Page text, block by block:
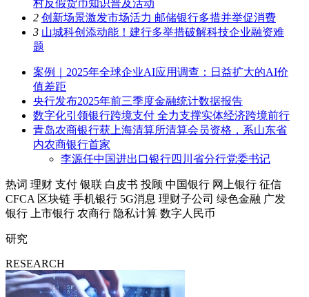
村反假货币知识普及活动
2 创新场景激发市场活力 邮储银行多措并举促消费
3 山城科创添动能！建行多举措破解科技企业融资难
题
案例｜2025年全球企业AI应用调查：日益扩大的AI价
值差距
央行发布2025年前三季度金融统计数据报告
数字化引领银行跨境支付 全力支撑实体经济跨境前行
青岛农商银行获上海清算所清算会员资格，系山东省
内农商银行首家
李源任中国进出口银行四川省分行党委书记
热词 理财 支付 银联 白皮书 投顾 中国银行 网上银行 征信
CFCA 区块链 手机银行 5G消息 理财子公司 绿色金融 广发
银行
上市银行 农商行 隐私计算 数字人民币
研究
RESEARCH